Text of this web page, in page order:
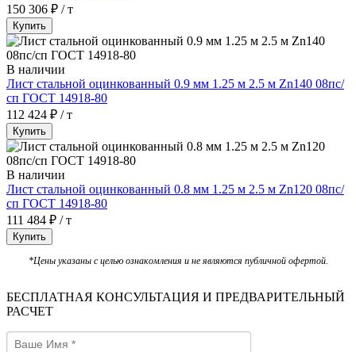
150 306 ₽ / т
Купить
В наличии
Лист стальной оцинкованный 0.9 мм 1.25 м 2.5 м Zn140 08пс/
сп ГОСТ 14918-80
112 424 ₽ / т
Купить
В наличии
Лист стальной оцинкованный 0.8 мм 1.25 м 2.5 м Zn120 08пс/
сп ГОСТ 14918-80
111 484 ₽ / т
Купить
*Цены указаны с целью ознакомления и не являются публичной офертой.
БЕСПЛАТНАЯ КОНСУЛЬТАЦИЯ И ПРЕДВАРИТЕЛЬНЫЙ
РАСЧЕТ